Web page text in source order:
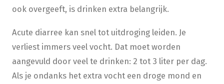
ook overgeeft, is drinken extra belangrijk.
Acute diarree kan snel tot uitdroging leiden. Je
verliest immers veel vocht. Dat moet worden
aangevuld door veel te drinken: 2 tot 3 liter per dag.
Als je ondanks het extra vocht een droge mond en